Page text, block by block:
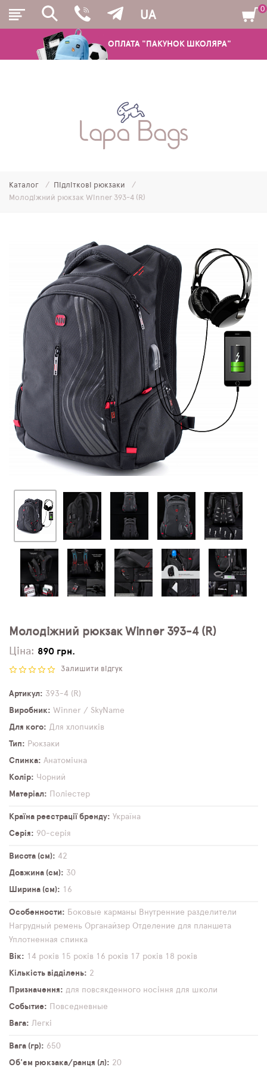
ОПЛАТА "ПАКУНОК ШКОЛЯРА"
UA
ШКІЛЬНІ РЮКЗАКИ ТА РАНЦІ
МОЛОДІЖНІ РЮКЗАКИ
МІШКИ ДЛЯ ВЗУТТЯ
ПЛЯШКИ ДЛЯ ВОДИ
DELUNE
SCHOOL STANDARD
SKYNAME
РОЗПРОДАЖ
0
Каталог
Підліткові рюкзаки
Молодіжний рюкзак Winner 393-4 (R)
Молодіжний рюкзак Winner 393-4 (R)
Ціна: 890 грн.
Залишити відгук
Артикул
393-4 (R)
Виробник
Winner / SkyName
Для кого
Для хлопчиків
Тип
Рюкзаки
Спинка
Анатомічна
Колір
Чорний
Матеріал
Поліестер
Країна реєстрації бренду
Україна
Серія
90-серія
Висота (см)
42
Довжина (см)
30
Ширина (см)
16
Особенности Боковые карманы Внутренние разделители
Нагрудный ремень Органайзер Отделение для планшета
Уплотненная спинка
Вік
14 років 15 років 16 років 17 років 18 років
Кількість відділень
2
Призначення
для повсякденного носіння для школи
Событие
Повседневные
Вага
Легкі
Вага (гр)
650
Об'єм рюкзака/ранця (л)
20